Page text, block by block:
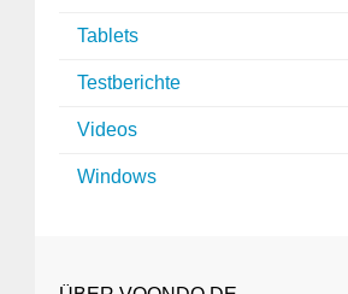
Tablets
Testberichte
Videos
Windows